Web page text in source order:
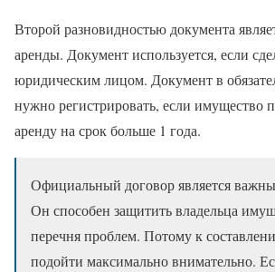
Второй разновидностью документа
аренды. Документ используется, если
юридическим лицом. Документ в
нужно регистрировать, если имущество
аренду на срок больше 1 года.
Официальный договор является
Он способен защитить владельца
перечня проблем. Потому к
подойти максимально внимательно.